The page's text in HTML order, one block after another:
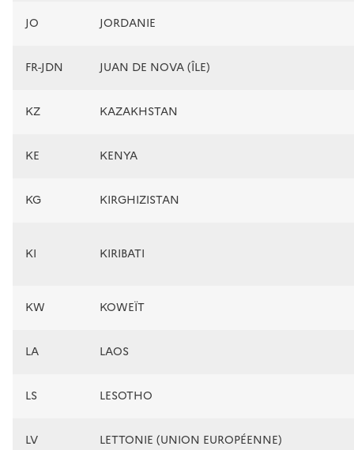
JO JORDANIE
FR-JDN JUAN DE NOVA (ÎLE)
KZ KAZAKHSTAN
KE KENYA
KG KIRGHIZISTAN
KI KIRIBATI
KW KOWEÏT
LA LAOS
LS LESOTHO
LV LETTONIE (UNION EUROPÉENNE)